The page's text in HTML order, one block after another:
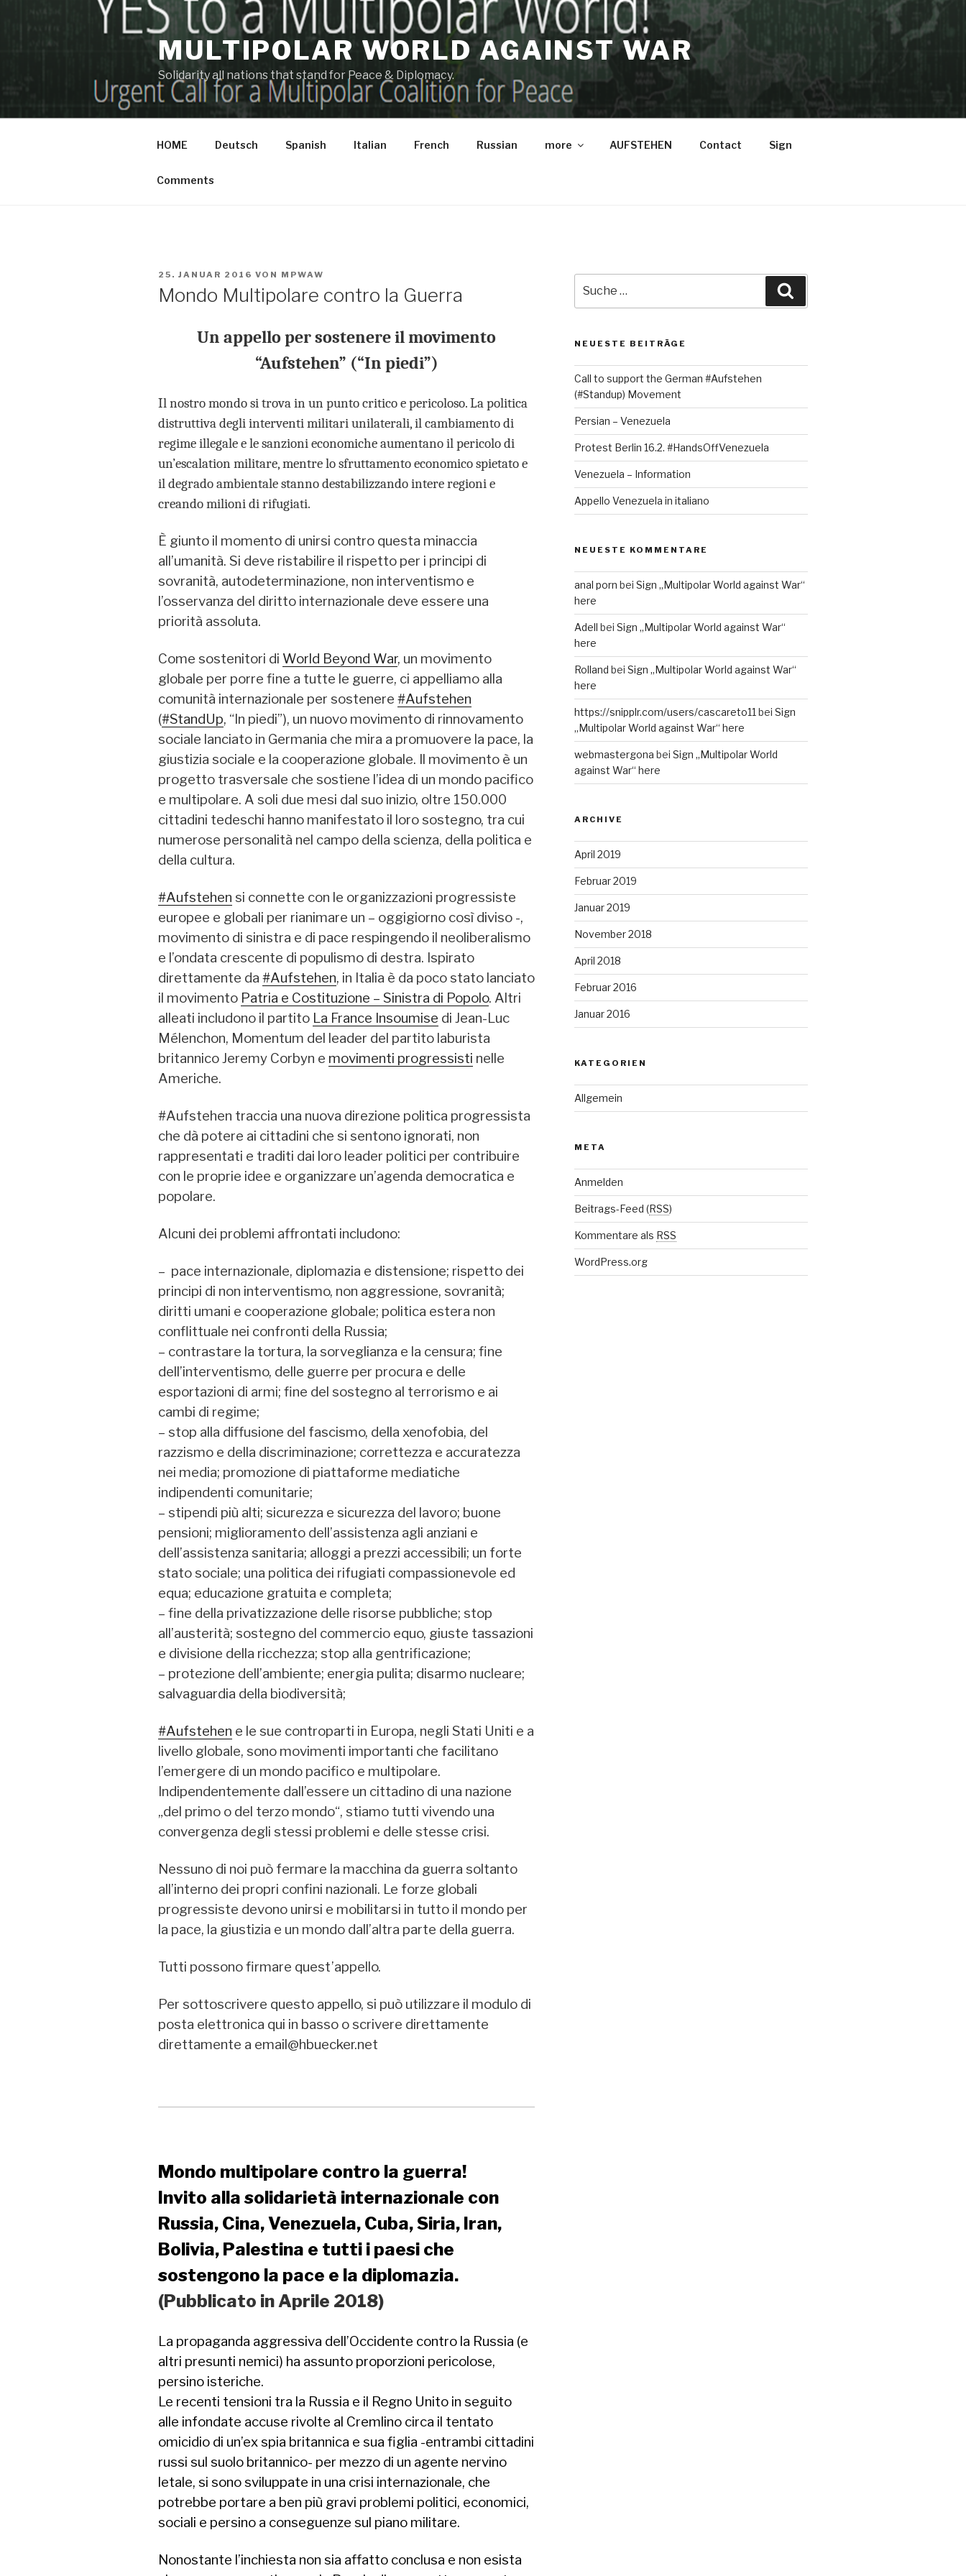
springen
MULTIPOLAR WORLD AGAINST WAR
Solidarity all nations that stand for Peace & Diplomacy.
HOME Deutsch Spanish Italian French Russian more AUFSTEHEN Contact Sign
Comments
VERÖFFENTLICHT
AM
25. JANUAR 2016 VON MPWAW
Mondo Multipolare contro la Guerra
Un appello per sostenere il movimento
“Aufstehen” (“In piedi”)
Il nostro mondo si trova in un punto critico e pericoloso. La politica
distruttiva degli interventi militari unilaterali, il cambiamento di
regime illegale e le sanzioni economiche aumentano il pericolo di
un’escalation militare, mentre lo sfruttamento economico spietato e
il degrado ambientale stanno destabilizzando intere regioni e
creando milioni di rifugiati.
È giunto il momento di unirsi contro questa minaccia
all’umanità. Si deve ristabilire il rispetto per i principi di
sovranità, autodeterminazione, non interventismo e
l’osservanza del diritto internazionale deve essere una
priorità assoluta.
Come sostenitori di World Beyond War, un movimento
globale per porre fine a tutte le guerre, ci appelliamo alla
comunità internazionale per sostenere #Aufstehen
(#StandUp, “In piedi”), un nuovo movimento di rinnovamento
sociale lanciato in Germania che mira a promuovere la pace, la
giustizia sociale e la cooperazione globale. Il movimento è un
progetto trasversale che sostiene l’idea di un mondo pacifico
e multipolare. A soli due mesi dal suo inizio, oltre 150.000
cittadini tedeschi hanno manifestato il loro sostegno, tra cui
numerose personalità nel campo della scienza, della politica e
della cultura.
#Aufstehen si connette con le organizzazioni progressiste
europee e globali per rianimare un – oggigiorno così diviso -,
movimento di sinistra e di pace respingendo il neoliberalismo
e l’ondata crescente di populismo di destra. Ispirato
direttamente da #Aufstehen, in Italia è da poco stato lanciato
il movimento Patria e Costituzione – Sinistra di Popolo. Altri
alleati includono il partito La France Insoumise di Jean-Luc
Mélenchon, Momentum del leader del partito laburista
britannico Jeremy Corbyn e movimenti progressisti nelle
Americhe.
#Aufstehen traccia una nuova direzione politica progressista
che dà potere ai cittadini che si sentono ignorati, non
rappresentati e traditi dai loro leader politici per contribuire
con le proprie idee e organizzare un’agenda democratica e
popolare.
Alcuni dei problemi affrontati includono:
– pace internazionale, diplomazia e distensione; rispetto dei
principi di non interventismo, non aggressione, sovranità;
diritti umani e cooperazione globale; politica estera non
conflittuale nei confronti della Russia;
– contrastare la tortura, la sorveglianza e la censura; fine
dell’interventismo, delle guerre per procura e delle
esportazioni di armi; fine del sostegno al terrorismo e ai
cambi di regime;
– stop alla diffusione del fascismo, della xenofobia, del
razzismo e della discriminazione; correttezza e accuratezza
nei media; promozione di piattaforme mediatiche
indipendenti comunitarie;
– stipendi più alti; sicurezza e sicurezza del lavoro; buone
pensioni; miglioramento dell’assistenza agli anziani e
dell’assistenza sanitaria; alloggi a prezzi accessibili; un forte
stato sociale; una politica dei rifugiati compassionevole ed
equa; educazione gratuita e completa;
– fine della privatizzazione delle risorse pubbliche; stop
all’austerità; sostegno del commercio equo, giuste tassazioni
e divisione della ricchezza; stop alla gentrificazione;
– protezione dell’ambiente; energia pulita; disarmo nucleare;
salvaguardia della biodiversità;
#Aufstehen e le sue controparti in Europa, negli Stati Uniti e a
livello globale, sono movimenti importanti che facilitano
l’emergere di un mondo pacifico e multipolare.
Indipendentemente dall’essere un cittadino di una nazione
„del primo o del terzo mondo“, stiamo tutti vivendo una
convergenza degli stessi problemi e delle stesse crisi.
Nessuno di noi può fermare la macchina da guerra soltanto
all’interno dei propri confini nazionali. Le forze globali
progressiste devono unirsi e mobilitarsi in tutto il mondo per
la pace, la giustizia e un mondo dall’altra parte della guerra.
Tutti possono firmare quest’appello.
Per sottoscrivere questo appello, si può utilizzare il modulo di
posta elettronica qui in basso o scrivere direttamente
direttamente a email@hbuecker.net
Mondo multipolare contro la guerra!
Invito alla solidarietà internazionale con
Russia, Cina, Venezuela, Cuba, Siria, Iran,
Bolivia, Palestina e tutti i paesi che
sostengono la pace e la diplomazia.
(Pubblicato in Aprile 2018)
La propaganda aggressiva dell’Occidente contro la Russia (e
altri presunti nemici) ha assunto proporzioni pericolose,
persino isteriche.
Le recenti tensioni tra la Russia e il Regno Unito in seguito
alle infondate accuse rivolte al Cremlino circa il tentato
omicidio di un’ex spia britannica e sua figlia -entrambi cittadini
russi sul suolo britannico- per mezzo di un agente nervino
letale, si sono sviluppate in una crisi internazionale, che
potrebbe portare a ben più gravi problemi politici, economici,
sociali e persino a conseguenze sul piano militare.
Nonostante l’inchiesta non sia affatto conclusa e non esista
nach:
NEUESTE BEITRÄGE
Call to support the German #Aufstehen
(#Standup) Movement
Persian – Venezuela
Protest Berlin 16.2. #HandsOffVenezuela
Venezuela – Information
Appello Venezuela in italiano
NEUESTE KOMMENTARE
anal porn bei Sign „Multipolar World against War“
here
Adell bei Sign „Multipolar World against War“
here
Rolland bei Sign „Multipolar World against War“
here
https://snipplr.com/users/cascareto11 bei Sign
„Multipolar World against War“ here
webmastergona bei Sign „Multipolar World
against War“ here
ARCHIVE
April 2019
Februar 2019
Januar 2019
November 2018
April 2018
Februar 2016
Januar 2016
KATEGORIEN
Allgemein
META
Anmelden
Beitrags-Feed (RSS)
Kommentare als RSS
WordPress.org